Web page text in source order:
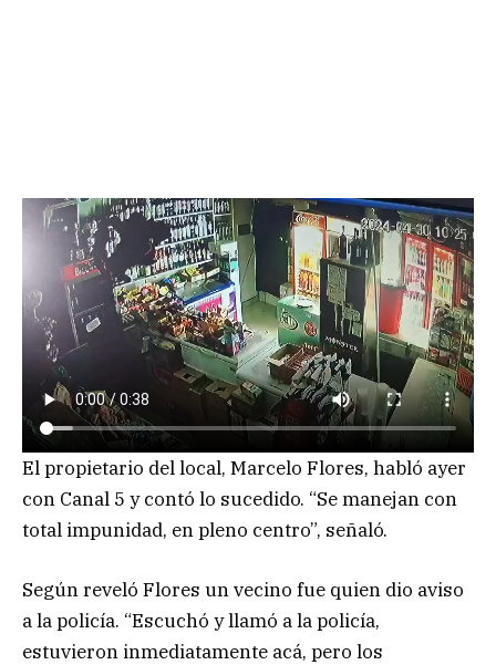
El propietario del local, Marcelo Flores, habló ayer
con Canal 5 y contó lo sucedido. “Se manejan con
total impunidad, en pleno centro”, señaló.
Según reveló Flores un vecino fue quien dio aviso
a la policía. “Escuchó y llamó a la policía,
estuvieron inmediatamente acá, pero los